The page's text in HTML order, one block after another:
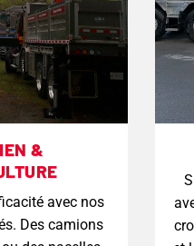
&
avec nos
Des camions